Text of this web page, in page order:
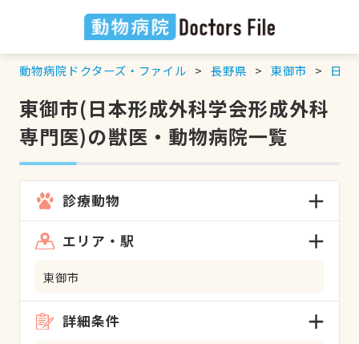
動物病院ドクターズ・ファイル 長野県 東御市 日本
東御市(日本形成外科学会形成外科
専門医)の獣医・動物病院一覧
診療動物
エリア・駅
東御市
詳細条件